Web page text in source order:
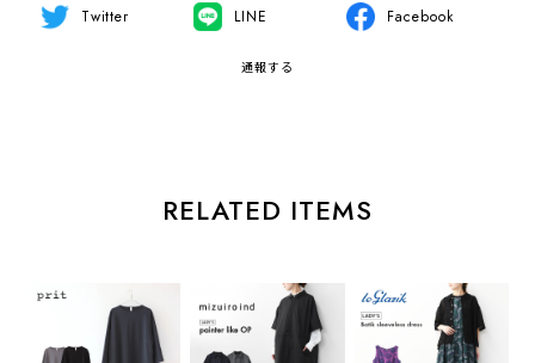
Twitter LINE Facebook
通報する
RELATED ITEMS